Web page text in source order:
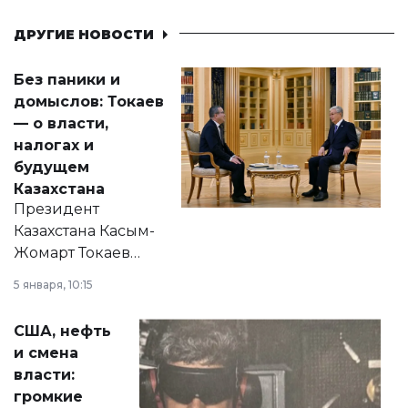
ДРУГИЕ НОВОСТИ
Без паники и
домыслов: Токаев
— о власти,
налогах и
будущем
Казахстана
Президент
Казахстана Касым-
Жомарт Токаев
сразу несколько
актуальных тем —
от слухов о
политических
реформах до
5 января, 10:15
США, нефть
и смена
власти:
громкие